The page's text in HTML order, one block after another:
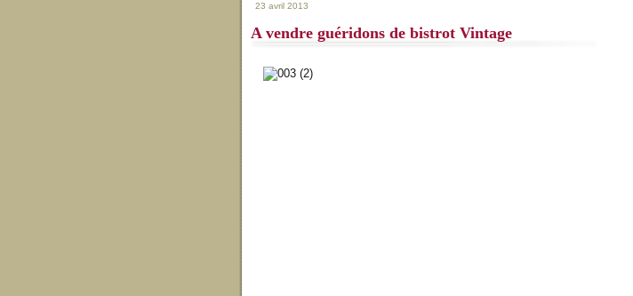
23 avril 2013
A vendre guéridons de bistrot Vintage